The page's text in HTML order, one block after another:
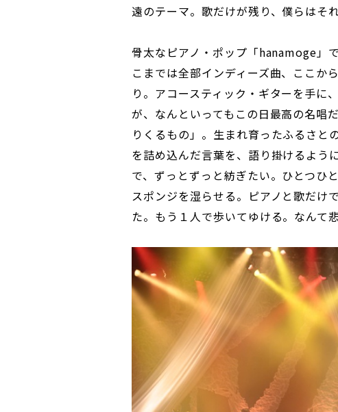
遠のテーマ。歌だけが残り、僕らはそ
骨太なピアノ・ポップ「hanamoge」
こまでは全部インディーズ曲、ここか
り。アコースティック・ギターを手に
が、なんといってもこの日最高の名唱
りくるもの」。生まれ育ったふるさと
を詰め込んだ言葉を、語り掛けるよう
で、ずっとずっと紡ぎたい。ひとつひ
スポンジを湿らせる。ピアノと歌だけ
た。もう１人で歩いてゆける。なんて